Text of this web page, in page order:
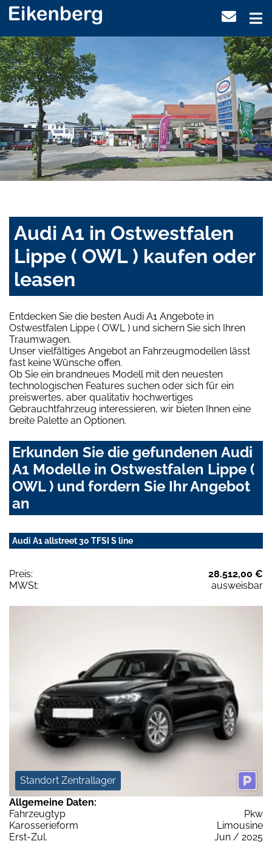
Audi A1 in Ostwestfalen
Lippe ( OWL ) kaufen oder
leasen
Entdecken Sie die besten Audi A1 Angebote in
Ostwestfalen Lippe ( OWL ) und sichern Sie sich Ihren
Traumwagen.
Unser vielfältiges Angebot an Fahrzeugmodellen lässt
fast keine Wünsche offen.
Ob Sie ein brandneues Modell mit den neuesten
technologischen Features suchen oder sich für ein
preiswertes, aber qualitativ hochwertiges
Gebrauchtfahrzeug interessieren, wir bieten Ihnen eine
breite Palette an Optionen.
Erkunden Sie die gefundenen Audi
A1 Modelle in Ostwestfalen Lippe (
OWL ) und fordern Sie Ihr Angebot
an
Audi A1 allstreet 30 TFSI S line
Preis:
28.512,00 €
MWSt:
ausweisbar
Standort Zentrallager
Allgemeine Daten:
Fahrzeugtyp
Pkw
Karosserieform
Limousine
Erst-Zul.
Jun / 2025